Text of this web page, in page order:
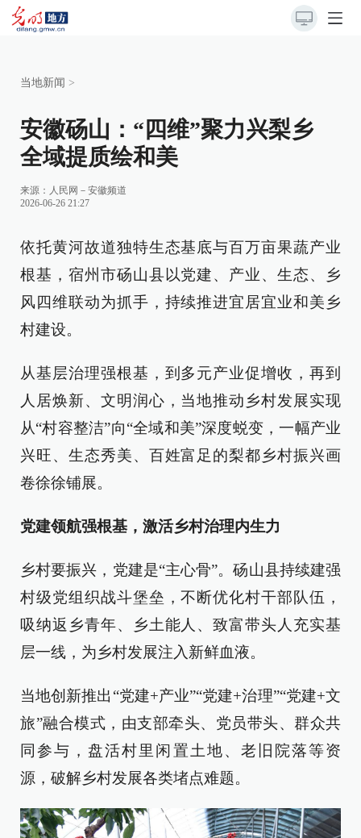
当地新闻 >
安徽砀山：“四维”聚力兴梨乡
全域提质绘和美
来源： 人民网－安徽频道
2026-06-26 21:27
依托黄河故道独特生态基底与百万亩果蔬产业
根基，宿州市砀山县以党建、产业、生态、乡
风四维联动为抓手，持续推进宜居宜业和美乡
村建设。
从基层治理强根基，到多元产业促增收，再到
人居焕新、文明润心，当地推动乡村发展实现
从“村容整洁”向“全域和美”深度蜕变，一幅产业
兴旺、生态秀美、百姓富足的梨都乡村振兴画
卷徐徐铺展。
党建领航强根基，激活乡村治理内生力
乡村要振兴，党建是“主心骨”。砀山县持续建强
村级党组织战斗堡垒，不断优化村干部队伍，
吸纳返乡青年、乡土能人、致富带头人充实基
层一线，为乡村发展注入新鲜血液。
当地创新推出“党建+产业”“党建+治理”“党建+文
旅”融合模式，由支部牵头、党员带头、群众共
同参与，盘活村里闲置土地、老旧院落等资
源，破解乡村发展各类堵点难题。